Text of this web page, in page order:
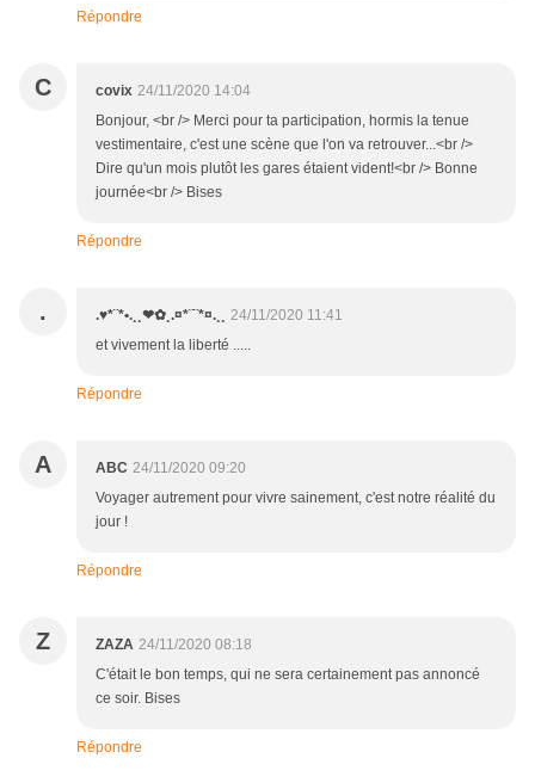
Répondre
C covix 24/11/2020 14:04
Bonjour, <br /> Merci pour ta participation, hormis la tenue
vestimentaire, c'est une scène que l'on va retrouver...<br />
Dire qu'un mois plutôt les gares étaient vident!<br /> Bonne
journée<br /> Bises
Répondre
. .♥*¨*•.¸¸❤✿¸.¤*¨¨*¤.¸¸
24/11/2020 11:41
et vivement la liberté .....
Répondre
A ABC 24/11/2020 09:20
Voyager autrement pour vivre sainement, c'est notre réalité du
jour !
Répondre
Z ZAZA 24/11/2020 08:18
C'était le bon temps, qui ne sera certainement pas annoncé
ce soir. Bises
Répondre